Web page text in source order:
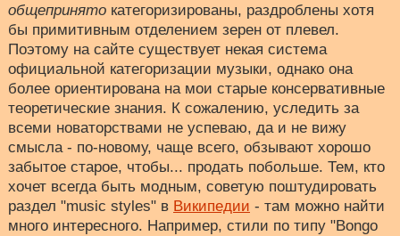
общепринято категоризированы, раздроблены хотя
бы примитивным отделением зерен от плевел.
Поэтому на сайте существует некая система
официальной категоризации музыки, однако она
более ориентирована на мои старые консервативные
теоретические знания. К сожалению, уследить за
всеми новаторствами не успеваю, да и не вижу
смысла - по-новому, чаще всего, обзывают хорошо
забытое старое, чтобы... продать побольше. Тем, кто
хочет всегда быть модным, советую поштудировать
раздел "music styles" в Википедии - там можно найти
много интересного. Например, стили по типу "Bongo